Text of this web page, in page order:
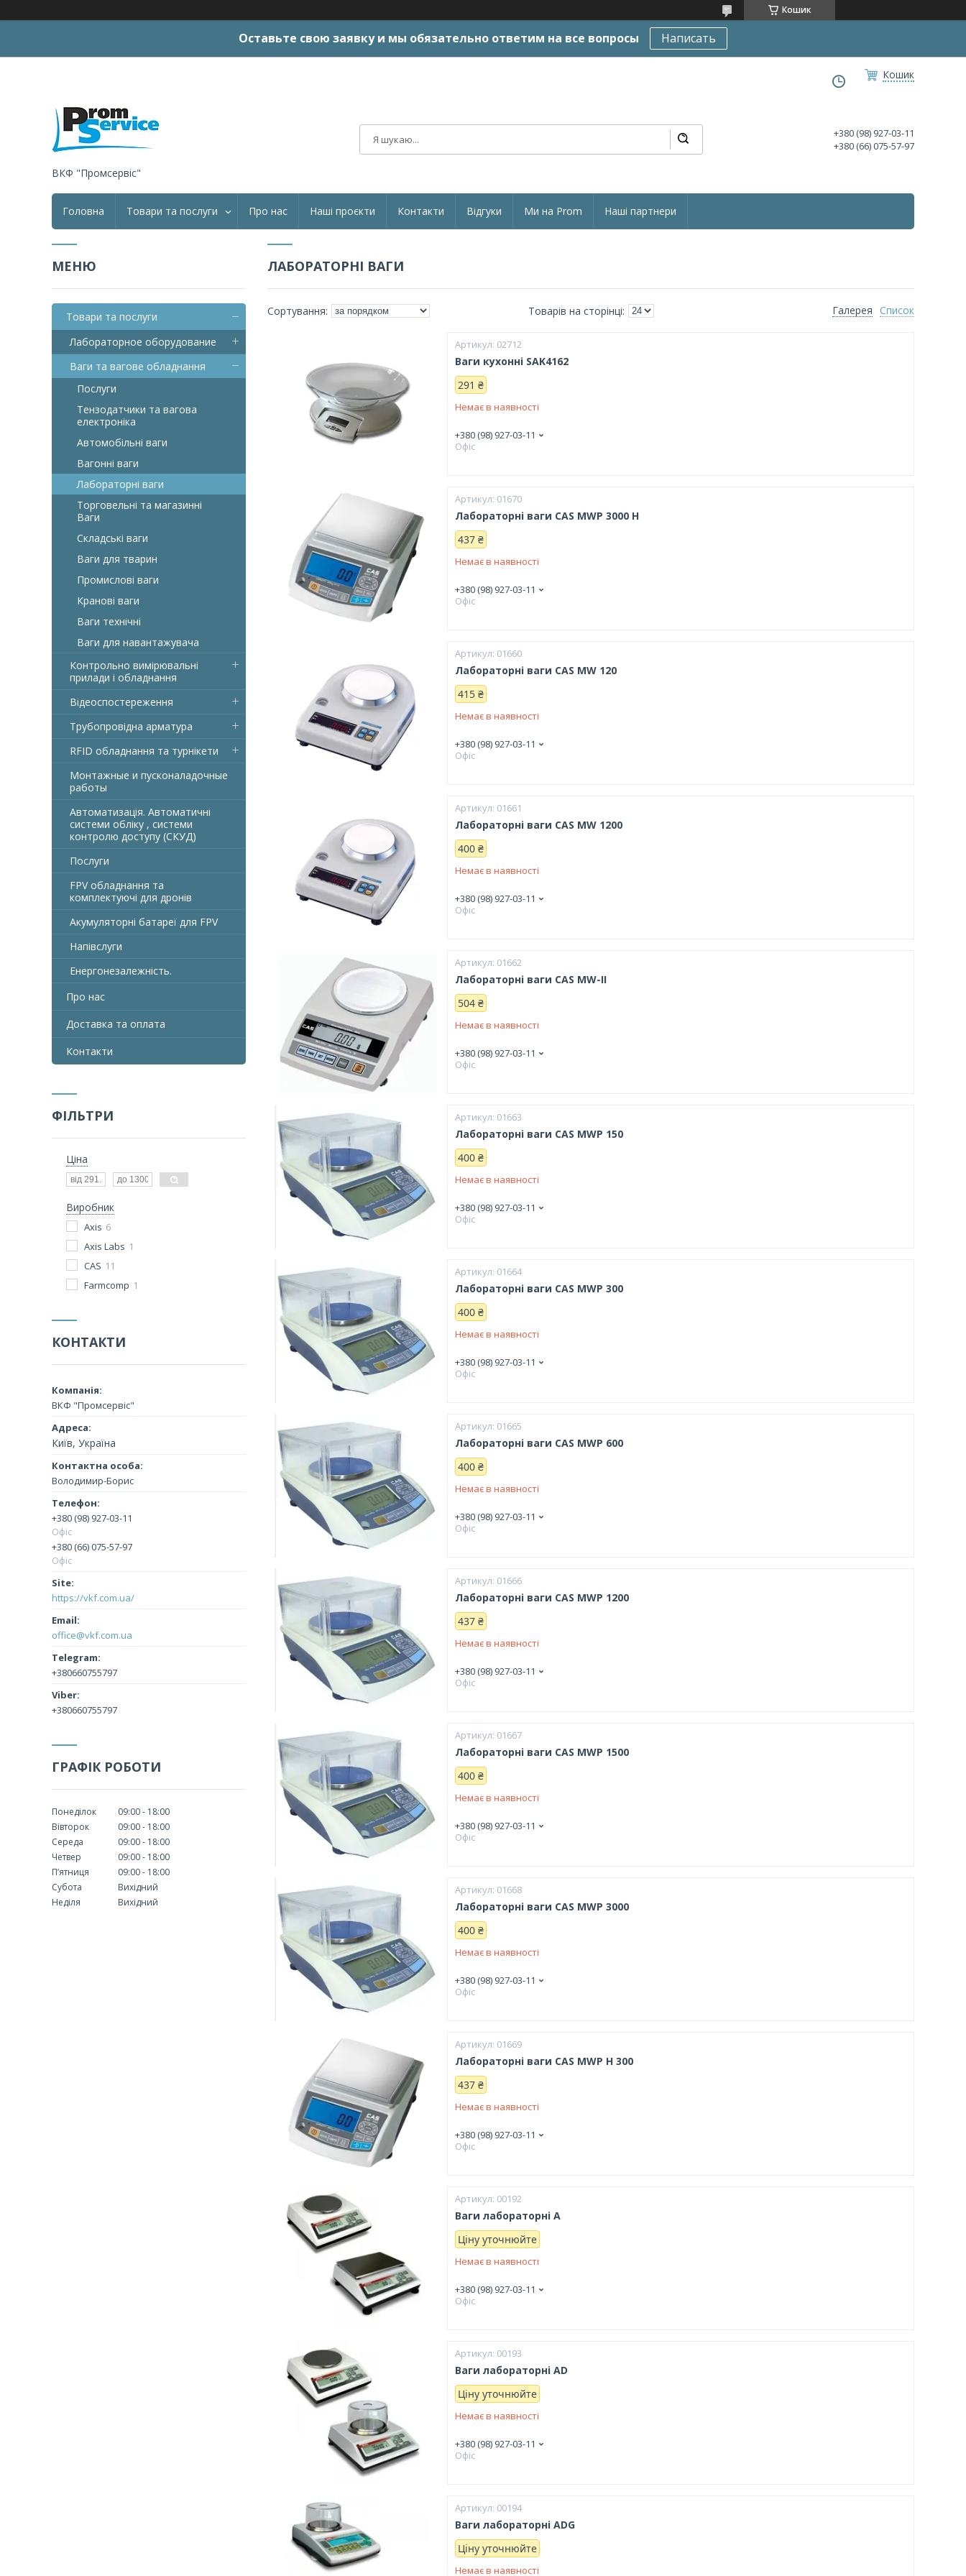
Кошик
Оставьте свою заявку и мы обязательно ответим на все вопросы Написать
Кошик
ВКФ "Промсервіс"
+380 (98) 927-03-11
+380 (66) 075-57-97
Головна Товари та послуги Про нас Наші проєкти Контакти Відгуки Ми на Prom Наші партнери
ЛАБОРАТОРНІ ВАГИ
Галерея Список
02712
Ваги кухонні SAK4162
291 ₴
Немає в наявності
+380 (98) 927-03-11
Офіс
01670
Лабораторні ваги CAS MWP 3000 H
437 ₴
Немає в наявності
+380 (98) 927-03-11
Офіс
01660
Лабораторні ваги CAS MW 120
415 ₴
Немає в наявності
+380 (98) 927-03-11
Офіс
01661
Лабораторні ваги CAS MW 1200
400 ₴
Немає в наявності
+380 (98) 927-03-11
Офіс
01662
Лабораторні ваги CAS MW-II
504 ₴
Немає в наявності
+380 (98) 927-03-11
Офіс
01663
Лабораторні ваги CAS MWP 150
400 ₴
Немає в наявності
+380 (98) 927-03-11
Офіс
01664
Лабораторні ваги CAS MWP 300
400 ₴
Немає в наявності
+380 (98) 927-03-11
Офіс
01665
Лабораторні ваги CAS MWP 600
400 ₴
Немає в наявності
+380 (98) 927-03-11
Офіс
01666
Лабораторні ваги CAS MWP 1200
437 ₴
Немає в наявності
+380 (98) 927-03-11
Офіс
01667
Лабораторні ваги CAS MWP 1500
400 ₴
Немає в наявності
+380 (98) 927-03-11
Офіс
01668
Лабораторні ваги CAS MWP 3000
400 ₴
Немає в наявності
+380 (98) 927-03-11
Офіс
01669
Лабораторні ваги CAS MWP H 300
437 ₴
Немає в наявності
+380 (98) 927-03-11
Офіс
00192
Ваги лабораторні A
Ціну уточнюйте
Немає в наявності
+380 (98) 927-03-11
Офіс
00193
Ваги лабораторні AD
Ціну уточнюйте
Немає в наявності
+380 (98) 927-03-11
Офіс
00194
Ваги лабораторні ADG
Ціну уточнюйте
Немає в наявності
Товари та послуги
Лабораторное оборудование
Ваги та вагове обладнання
Послуги
Тензодатчики та вагова
електроніка
Автомобільні ваги
Вагонні ваги
Лабораторні ваги
Торговельні та магазинні
Ваги
Складські ваги
Ваги для тварин
Промислові ваги
Кранові ваги
Ваги технічні
Ваги для навантажувача
Контрольно вимірювальні
прилади і обладнання
Відеоспостереження
Трубопровідна арматура
RFID обладнання та турнікети
Монтажные и пусконаладочные
работы
Автоматизація. Автоматичні
системи обліку , системи
контролю доступу (СКУД)
Послуги
FPV обладнання та
комплектуючі для дронів
Акумуляторні батареї для FPV
Напівслуги
Енергонезалежність.
Про нас
Доставка та оплата
Контакти
ФІЛЬТРИ
Ціна
Виробник
Axis 6
Axis Labs 1
CAS 11
Farmcomp 1
КОНТАКТИ
ВКФ "Промсервіс"
Київ, Україна
Володимир-Борис
+380 (98) 927-03-11
Офіс
+380 (66) 075-57-97
Офіс
https://vkf.com.ua/
office@vkf.com.ua
+380660755797
+380660755797
ГРАФІК РОБОТИ
Понеділок 09:00
18:00
Вівторок
09:00
18:00
Середа
09:00
18:00
Четвер
09:00
18:00
Пʼятниця
09:00
18:00
Субота
Вихідний
Неділя
Вихідний